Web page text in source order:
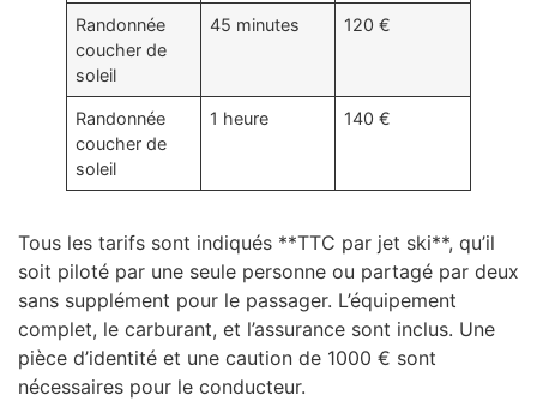
Randonnée
coucher de
soleil
45 minutes 120 €
Randonnée
coucher de
soleil
1 heure 140 €
Tous les tarifs sont indiqués **TTC par jet ski**, qu’il
soit piloté par une seule personne ou partagé par deux
sans supplément pour le passager. L’équipement
complet, le carburant, et l’assurance sont inclus. Une
pièce d’identité et une caution de 1000 € sont
nécessaires pour le conducteur.